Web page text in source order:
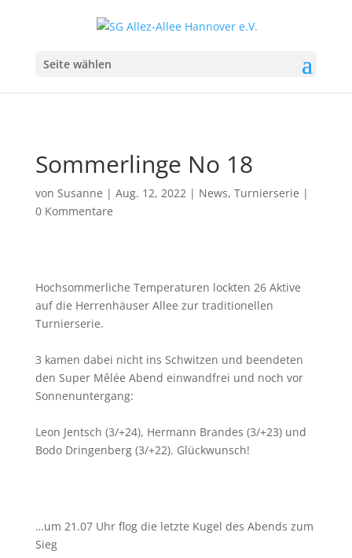
Seite wählen
Sommerlinge No 18
von Susanne | Aug. 12, 2022| News, Turnierserie |
0 Kommentare
Hochsommerliche Temperaturen lockten 26 Aktive
auf die Herrenhäuser Allee zur traditionellen
Turnierserie.
3 kamen dabei nicht ins Schwitzen und beendeten
den Super Mêlée Abend einwandfrei und noch vor
Sonnenuntergang:
Leon Jentsch (3/+24), Hermann Brandes (3/+23) und
Bodo Dringenberg (3/+22). Glückwunsch!
…um 21.07 Uhr flog die letzte Kugel des Abends zum
Sieg